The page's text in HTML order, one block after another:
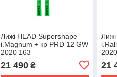
Лижі HEAD Supershape
i.Magnum + кр PRD 12 GW
2020 163
21 490₴ 21